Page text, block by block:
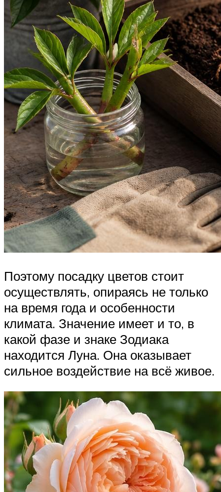
Поэтому посадку цветов стоит
осуществлять, опираясь не только
на время года и особенности
климата. Значение имеет и то, в
какой фазе и знаке Зодиака
находится Луна. Она оказывает
сильное воздействие на всё живое.